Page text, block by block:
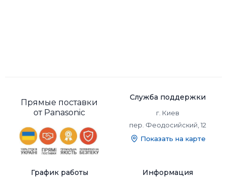
Прямые поставки
от Panasonic
Служба поддержки
г. Киев
пер. Феодосийский, 12
Показать на карте
График работы Информация